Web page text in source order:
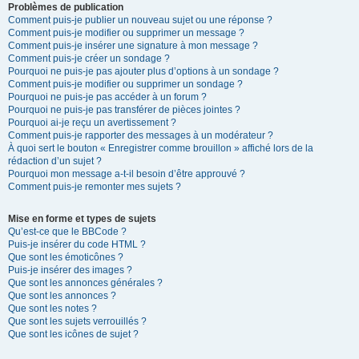
Problèmes de publication
Comment puis-je publier un nouveau sujet ou une réponse ?
Comment puis-je modifier ou supprimer un message ?
Comment puis-je insérer une signature à mon message ?
Comment puis-je créer un sondage ?
Pourquoi ne puis-je pas ajouter plus d’options à un sondage ?
Comment puis-je modifier ou supprimer un sondage ?
Pourquoi ne puis-je pas accéder à un forum ?
Pourquoi ne puis-je pas transférer de pièces jointes ?
Pourquoi ai-je reçu un avertissement ?
Comment puis-je rapporter des messages à un modérateur ?
À quoi sert le bouton « Enregistrer comme brouillon » affiché lors de la
rédaction d’un sujet ?
Pourquoi mon message a-t-il besoin d’être approuvé ?
Comment puis-je remonter mes sujets ?
Mise en forme et types de sujets
Qu’est-ce que le BBCode ?
Puis-je insérer du code HTML ?
Que sont les émoticônes ?
Puis-je insérer des images ?
Que sont les annonces générales ?
Que sont les annonces ?
Que sont les notes ?
Que sont les sujets verrouillés ?
Que sont les icônes de sujet ?